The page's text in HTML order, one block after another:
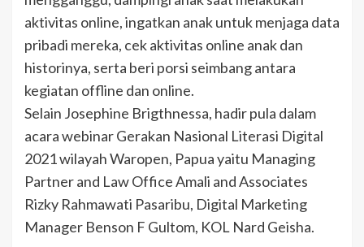
aktivitas online, ingatkan anak untuk menjaga data
pribadi mereka, cek aktivitas online anak dan
historinya, serta beri porsi seimbang antara
kegiatan offline dan online.
Selain Josephine Brigthnessa, hadir pula dalam
acara webinar Gerakan Nasional Literasi Digital
2021 wilayah Waropen, Papua yaitu Managing
Partner and Law Office Amali and Associates
Rizky Rahmawati Pasaribu, Digital Marketing
Manager Benson F Gultom, KOL Nard Geisha.